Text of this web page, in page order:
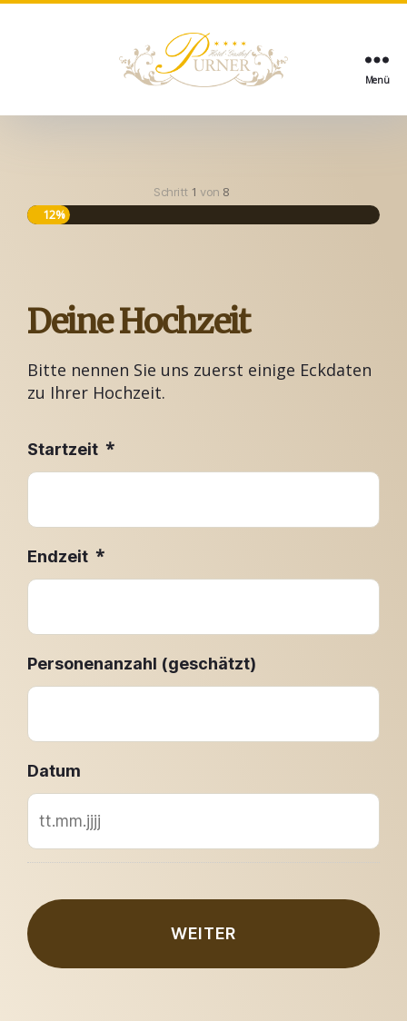
Menü
Schritt 1 von 8
12%
Deine Hochzeit
Bitte nennen Sie uns zuerst einige Eckdaten
zu Ihrer Hochzeit.
Startzeit *
Endzeit *
Personenanzahl (geschätzt)
Datum